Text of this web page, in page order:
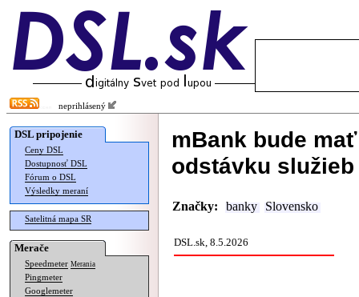
neprihlásený
DSL pripojenie
Ceny DSL
Dostupnosť DSL
Fórum o DSL
Výsledky meraní
Satelitná mapa SR
Merače
Speedmeter Merania
Pingmeter
Googlemeter
mBank bude
odstávku služieb
Značky: banky Slovensko
DSL.sk, 8.5.2026